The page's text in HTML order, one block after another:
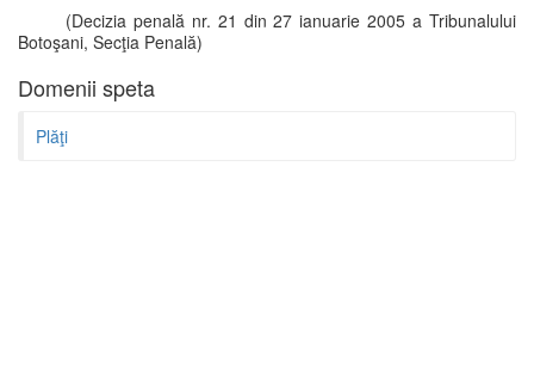
(Decizia penală nr. 21 din 27 ianuarie 2005 a Tribunalului
Botoşani, Secţia Penală)
Domenii speta
Plăţi